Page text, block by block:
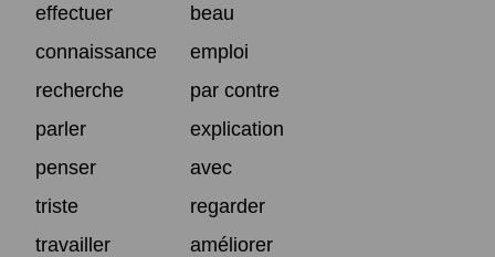
effectuer
beau
connaissance
emploi
recherche
par contre
parler
explication
penser
avec
triste
regarder
travailler
améliorer